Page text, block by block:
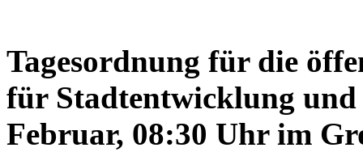
Tagesordnung für die
für Stadtentwicklung und
Februar, 08:30 Uhr im